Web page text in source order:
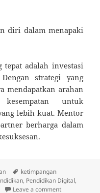
diri dalam menapaki
adalah investasi
strategi yang
mendapatkan arahan
untuk
lebih kuat. Mentor
berharga dalam
Tags
ketimpangan
, Pendidikan Digital,
Leave a commenton Tips Jitu